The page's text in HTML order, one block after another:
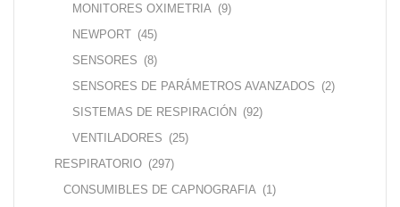
MONITORES OXIMETRIA (9)
NEWPORT (45)
SENSORES (8)
SENSORES DE PARÁMETROS AVANZADOS (2)
SISTEMAS DE RESPIRACIÓN (92)
VENTILADORES (25)
RESPIRATORIO (297)
CONSUMIBLES DE CAPNOGRAFIA (1)